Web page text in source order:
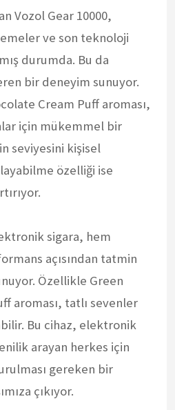
Vozol Gear 10000,
ve son teknoloji
durumda. Bu da
bir deneyim sunuyor.
Cream Puff aroması,
için mükemmel bir
seviyesini kişisel
özelliği ise
sigara, hem
açısından tatmin
Özellikle Green
aroması, tatlı sevenler
Bu cihaz, elektronik
arayan herkes için
gereken bir
çıkıyor.